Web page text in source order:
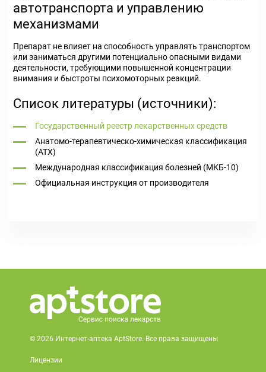
автотранспорта и управлению
механизмами
Препарат не влияет на способность управлять транспортом
или заниматься другими потенциально опасными видами
деятельности, требующими повышенной концентрации
внимания и быстроты психомоторных реакций.
Список литературы (источники):
Государственный реестр лекарственных средств
Анатомо-терапевтическо-химическая классификация
(ATX)
Международная классификация болезней (МКБ-10)
Официальная инструкция от производителя
© 2026 Интернет-аптека AptStore. Все права защищены
Лицензии